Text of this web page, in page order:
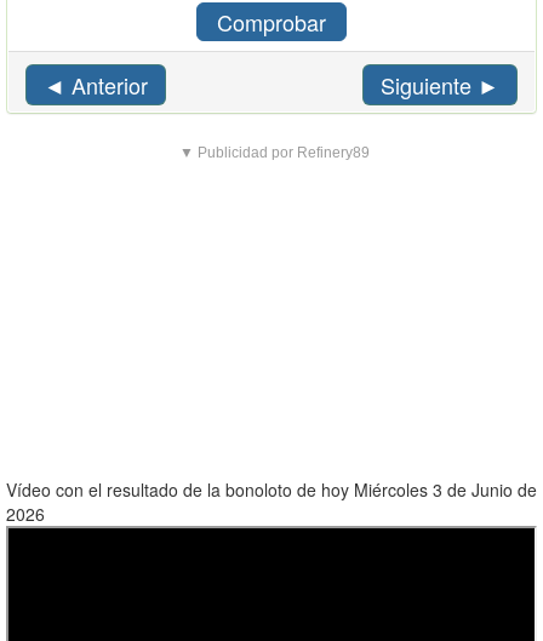
Comprobar
◄ Anterior
Siguiente ►
▼ Publicidad por Refinery89
Vídeo con el resultado de la bonoloto de hoy Miércoles 3 de Junio de
2026